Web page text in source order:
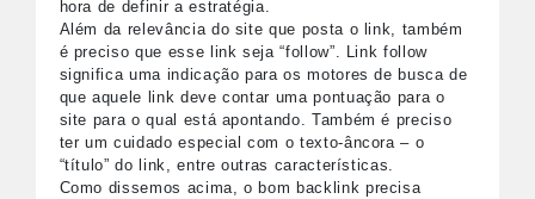
hora de definir a estratégia.
Além da relevância do site que posta o link, também
é preciso que esse link seja “follow”. Link follow
significa uma indicação para os motores de busca de
que aquele link deve contar uma pontuação para o
site para o qual está apontando. Também é preciso
ter um cuidado especial com o texto-âncora – o
“título” do link, entre outras características.
Como dissemos acima, o bom backlink precisa